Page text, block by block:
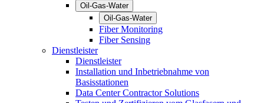
Oil-Gas-Water
Oil-Gas-Water
Fiber Monitoring
Fiber Sensing
Dienstleister
Dienstleister
Installation und Inbetriebnahme von
Basisstationen
Data Center Contractor Solutions